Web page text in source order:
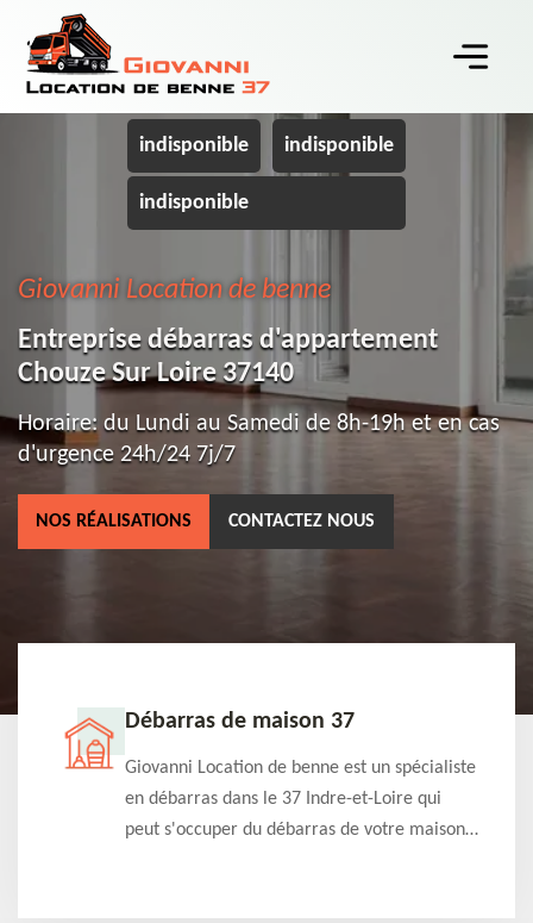
indisponible indisponible
indisponible
Giovanni Location de benne
Entreprise débarras d'appartement
Chouze Sur Loire 37140
Horaire: du Lundi au Samedi de 8h-19h et en cas
d'urgence 24h/24 7j/7
NOS RÉALISATIONS CONTACTEZ NOUS
Débarras de maison 37
Giovanni Location de benne est un spécialiste
en débarras dans le 37 Indre-et-Loire qui
peut s'occuper du débarras de votre maison